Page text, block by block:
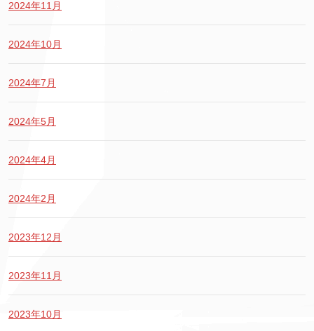
2024年11月
2024年10月
2024年7月
2024年5月
2024年4月
2024年2月
2023年12月
2023年11月
2023年10月